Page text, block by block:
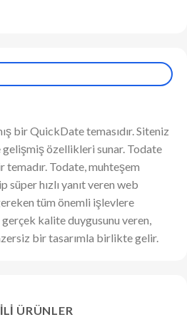
bir QuickDate temasıdır. Siteniz
gelişmiş özellikleri sunar. Todate
Todate, muhteşem
süper hızlı yanıt veren web
tüm önemli işlevlere
gerçek kalite duygusunu veren,
bir tasarımla birlikte gelir.
ÜRÜNLER